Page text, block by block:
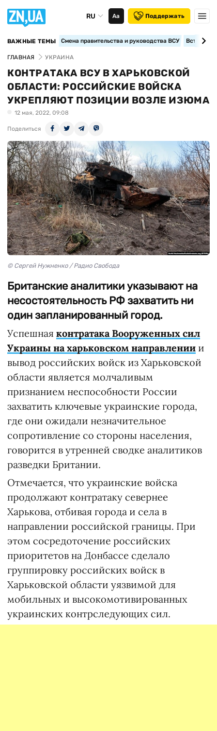
RU Аа Поддержать
ВАЖНЫЕ ТЕМЫ Смена правительства и руководства ВСУ
ГЛАВНАЯ УКРАИНА
КОНТРАТАКА ВСУ В ХАРЬКОВСКОЙ
ОБЛАСТИ: РОССИЙСКИЕ ВОЙСКА
УКРЕПЛЯЮТ ПОЗИЦИИ ВОЗЛЕ ИЗЮМА
12 мая, 2022, 09:08
Поделиться
© Сергей Нужненко / Радио Свобода
Британские аналитики указывают на
несостоятельность РФ захватить ни
один запланированный город.
Успешная контратака Вооруженных сил
Украины на харьковском направлении и
вывод российских войск из Харьковской
области является молчаливым
признанием неспособности России
захватить ключевые украинские города,
где они ожидали незначительное
сопротивление со стороны населения,
говорится в утренней сводке аналитиков
разведки Британии.
Отмечается, что украинские войска
продолжают контратаку севернее
Харькова, отбивая города и села в
направлении российской границы. При
этом сосредоточение российских
приоритетов на Донбассе сделало
группировку российских войск в
Харьковской области уязвимой для
мобильных и высокомотивированных
украинских контрследующих сил.